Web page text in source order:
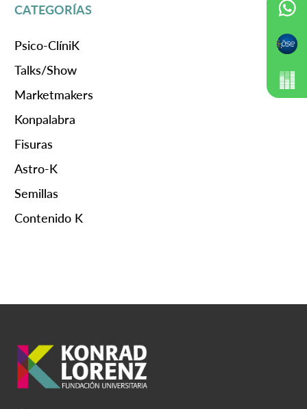
CATEGORÍAS
Psico-ClíniK
Talks/Show
Marketmakers
Konpalabra
Fisuras
Astro-K
Semillas
Contenido K